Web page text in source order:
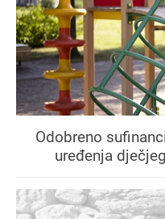
Odobreno
uređenja